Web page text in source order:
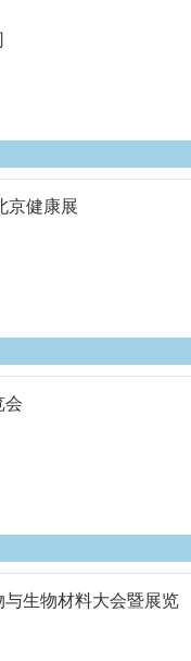
京健康展
会
与生物材料大会暨展览